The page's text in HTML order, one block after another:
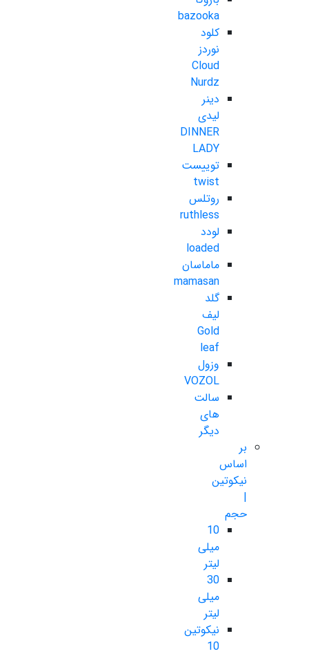
bazooka
کلود
نوردز
Cloud
Nurdz
دینر
لیدی
DINNER
LADY
توییست
twist
روتلس
ruthless
لودد
loaded
ماماسان
mamasan
گلد
لیف
Gold
leaf
وزول
VOZOL
سالت
های
دیگر
بر
اساس
نیکوتین
|
حجم
10
میلی
لیتر
30
میلی
لیتر
نیکوتین
10